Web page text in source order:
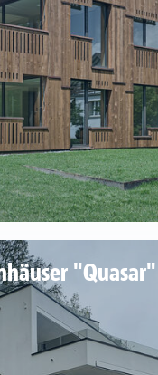
"Quasar"